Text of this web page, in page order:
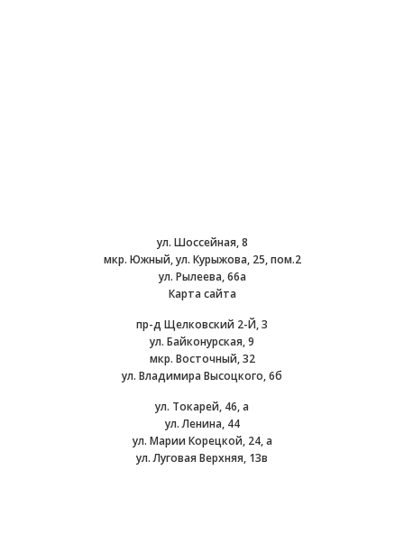
ул. Шоссейная, 8
мкр. Южный, ул. Курыжова, 25, пом.2
ул. Рылеева, 66а
Карта сайта
пр-д Щелковский 2-Й, 3
ул. Байконурская, 9
мкр. Восточный, 32
ул. Владимира Высоцкого, 6б
ул. Токарей, 46, а
ул. Ленина, 44
ул. Марии Корецкой, 24, а
ул. Луговая Верхняя, 13в